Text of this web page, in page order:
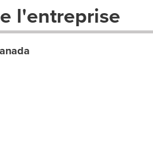
l'entreprise